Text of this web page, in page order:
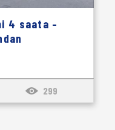
4 saata –
299